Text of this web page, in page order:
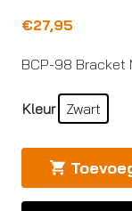
€27,95
BCP-98 Bracket
Kleur Zwart